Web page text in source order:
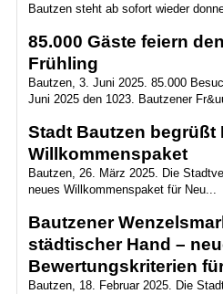
Bautzen steht ab sofort wieder
85.000 Gäste feiern
Frühling
Bautzen, 3. Juni 2025. 85.000
Juni 2025 den 1023. Bautzener
Stadt Bautzen begrüßt
Willkommenspaket
Bautzen, 26. März 2025. Die
neues Willkommenspaket für Neu...
Bautzener
städtischer Hand –
Bewertungskriterien
Bautzen, 18. Februar 2025. Die